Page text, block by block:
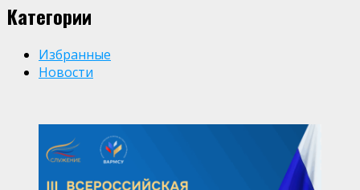
Категории
Избранные
Новости